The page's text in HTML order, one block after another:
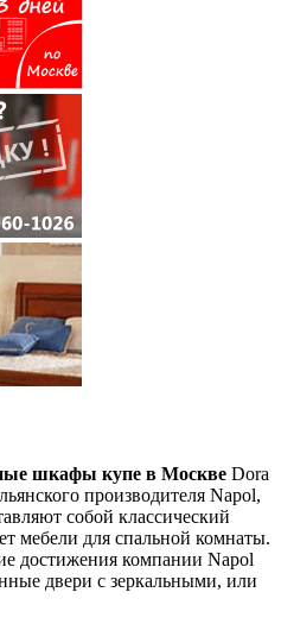
шкафы купе в Москве Dora
производителя Napol,
собой классический
мебели для спальной комнаты.
достижения компании Napol
двери с зеркальными, или